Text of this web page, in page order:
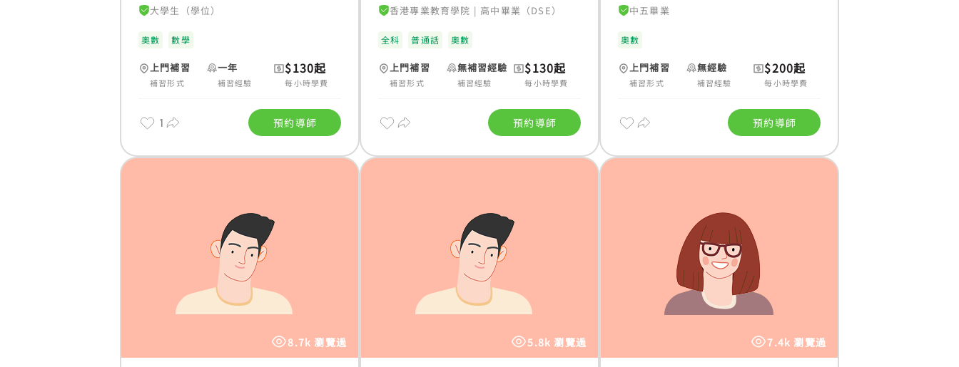
大學生（學位）
奧數 數學
上門補習
補習形式
一年
補習經驗
$130起
每小時學費
1 預約導師
香港專業教育學院 | 高中畢業（DSE）
全科 普通話 奧數
上門補習
補習形式
無補習經驗
補習經驗
$130起
每小時學費
預約導師
中五畢業
奧數
上門補習
補習形式
無經驗
補習經驗
$200起
每小時學費
預約導師
8.7k 瀏覽過 5.8k 瀏覽過 7.4k 瀏覽過